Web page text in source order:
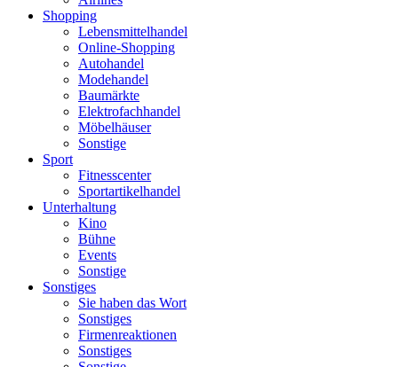
Shopping
Lebensmittelhandel
Online-Shopping
Autohandel
Modehandel
Baumärkte
Elektrofachhandel
Möbelhäuser
Sonstige
Sport
Fitnesscenter
Sportartikelhandel
Unterhaltung
Kino
Bühne
Events
Sonstige
Sonstiges
Sie haben das Wort
Sonstiges
Firmenreaktionen
Sonstiges